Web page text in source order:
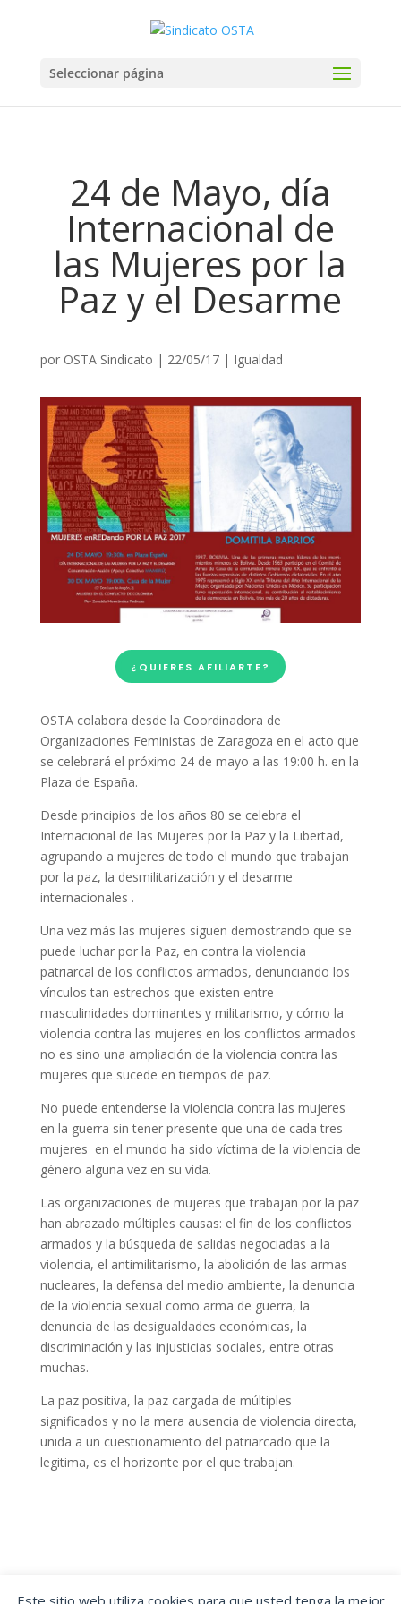
Este sitio web utiliza cookies para que usted tenga la mejor
Seleccionar página
24 de Mayo, día
Internacional de
las Mujeres por la
Paz y el Desarme
por OSTA Sindicato | 22/05/17| Igualdad
¿QUIERES AFILIARTE?
OSTA colabora desde la Coordinadora de
Organizaciones Feministas de Zaragoza en el acto que
se celebrará el próximo 24 de mayo a las 19:00 h. en la
Plaza de España.
Desde principios de los años 80 se celebra el
Internacional de las Mujeres por la Paz y la Libertad,
agrupando a mujeres de todo el mundo que trabajan
por la paz, la desmilitarización y el desarme
internacionales .
Una vez más las mujeres siguen demostrando que se
puede luchar por la Paz, en contra la violencia
patriarcal de los conflictos armados, denunciando los
vínculos tan estrechos que existen entre
masculinidades dominantes y militarismo, y cómo la
violencia contra las mujeres en los conflictos armados
no es sino una ampliación de la violencia contra las
mujeres que sucede en tiempos de paz.
No puede entenderse la violencia contra las mujeres
en la guerra sin tener presente que una de cada tres
mujeres en el mundo ha sido víctima de la violencia de
género alguna vez en su vida.
Las organizaciones de mujeres que trabajan por la paz
han abrazado múltiples causas: el fin de los conflictos
armados y la búsqueda de salidas negociadas a la
violencia, el antimilitarismo, la abolición de las armas
nucleares, la defensa del medio ambiente, la denuncia
de la violencia sexual como arma de guerra, la
denuncia de las desigualdades económicas, la
discriminación y las injusticias sociales, entre otras
muchas.
La paz positiva, la paz cargada de múltiples
significados y no la mera ausencia de violencia directa,
unida a un cuestionamiento del patriarcado que la
legitima, es el horizonte por el que trabajan.